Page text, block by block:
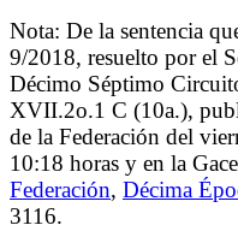
Nota: De la sentencia
9/2018, resuelto por el
Décimo Séptimo
XVII.2o.1 C (10a.),
de la Federación del
10:18 horas y en la
Federación, Décima
3116.